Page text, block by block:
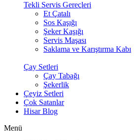
Tekli Servis Gereçleri
Et Çatalı
Sos Kaşığı
Şeker Kaşığı
Servis Maşası
Saklama ve Karıştırma Kabı
Çay Setleri
Çay Tabağı
Şekerlik
Çeyiz Setleri
Çok Satanlar
Hisar Blog
Menü